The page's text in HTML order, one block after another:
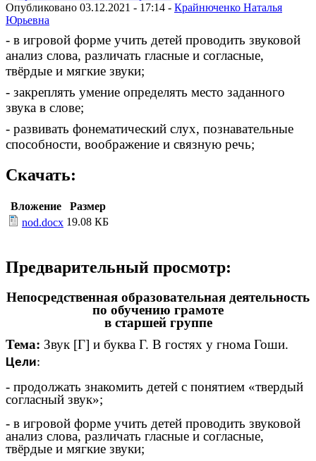
Опубликовано 03.12.2021 - 17:14 - Крайнюченко Наталья
Юрьевна
- в игровой форме учить детей проводить звуковой
анализ слова, различать гласные и согласные,
твёрдые и мягкие звуки;
- закреплять умение определять место заданного
звука в слове;
- развивать фонематический слух, познавательные
способности, воображение и связную речь;
Скачать:
Вложение
Размер
nod.docx 19.08 КБ
Предварительный просмотр:
Непосредственная образовательная деятельность
по обучению грамоте
в старшей группе
Тема: Звук [Г] и буква Г. В гостях у гнома Гоши.
Цели:
- продолжать знакомить детей с понятием «твердый
согласный звук»;
- в игровой форме учить детей проводить звуковой
анализ слова, различать гласные и согласные,
твёрдые и мягкие звуки;